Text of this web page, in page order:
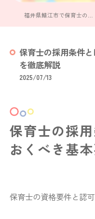
保育士の採用条件
を徹底解説
2025/07/13
保育士の採
おくべき基
保育士の資格要件と認